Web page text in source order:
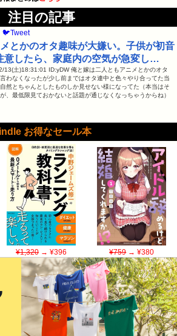
注目の記事
🐦Tweet
とかのオタ趣味が大嫌い。子供が初音
意したら、家庭内の空気が急変し…
13(土)18:31:01 ID:yDW 俺と嫁は二人ともアニメとかのオタ
わなくなったが少し前まではオタ連中と色々やり合ってた当
然とちゃんとしたものしか見せない様になってた（本当はそ
、最低限見ておかないと話題が通じなくなっちゃうからね）
お得なセール本
¥1,320→ ¥396 ¥759→ ¥380